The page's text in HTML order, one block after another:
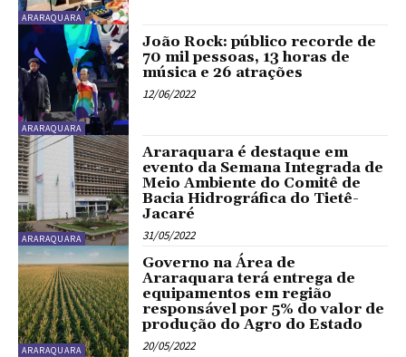
ARARAQUARA
ARARAQUARA
João Rock: público recorde de
70 mil pessoas, 13 horas de
música e 26 atrações
12/06/2022
ARARAQUARA
Araraquara é destaque em
evento da Semana Integrada de
Meio Ambiente do Comitê de
Bacia Hidrográfica do Tietê-
Jacaré
31/05/2022
ARARAQUARA
Governo na Área de
Araraquara terá entrega de
equipamentos em região
responsável por 5% do valor de
produção do Agro do Estado
20/05/2022